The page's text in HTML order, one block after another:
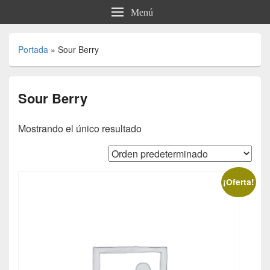
Menú
Portada » Sour Berry
Sour Berry
Mostrando el único resultado
¡Oferta!